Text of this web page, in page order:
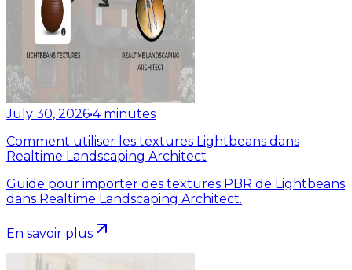
July 30, 2026•4 minutes
Comment utiliser les textures Lightbeans dans
Realtime Landscaping Architect
Guide pour importer des textures PBR de Lightbeans
dans Realtime Landscaping Architect.
En savoir plus